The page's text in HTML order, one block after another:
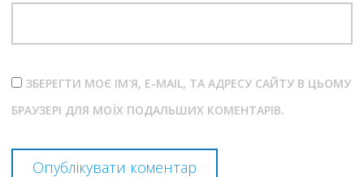
ЗБЕРЕГТИ МОЄ ІМ'Я, E-MAIL, ТА АДРЕСУ САЙТУ В ЦЬОМУ
БРАУЗЕРІ ДЛЯ МОЇХ ПОДАЛЬШИХ КОМЕНТАРІВ.